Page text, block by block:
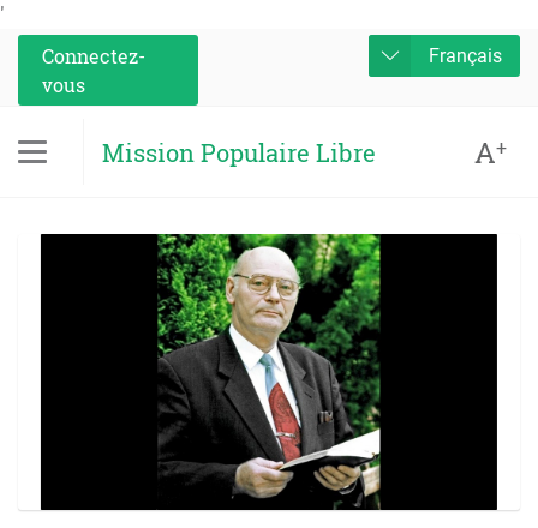
'
Connectez-
vous
Français
Mission Populaire Libre A+